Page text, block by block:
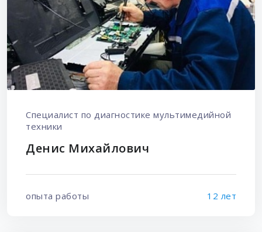
Специалист по диагностике мультимедийной
техники
Денис Михайлович
опыта работы 12 лет